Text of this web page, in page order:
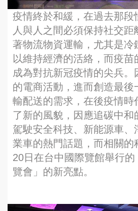
疫情終於和緩，在過去那段
人與人之間必須保持社交距
著物流物資運輸，尤其是冷
以維持經濟的活絡，而疫苗
成為對抗新冠疫情的尖兵。
的電商活動，進而創造最後
輸配送的需求，在後疫情時
了新的風貌，因應追碳中和
駕駛安全科技、新能源車、
業車的熱門話題，而相關的
20日在台中國際覽館舉行
覽會」的新亮點。